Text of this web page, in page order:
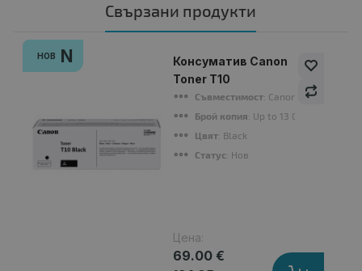
Свързани продукти
НОВ N
Консуматив Canon
Toner T10
Съвместимост: Canon
Брой копия: Up to 13 000 pages
Цвят: Black
Статус: Нов
Цена:
69.00 €